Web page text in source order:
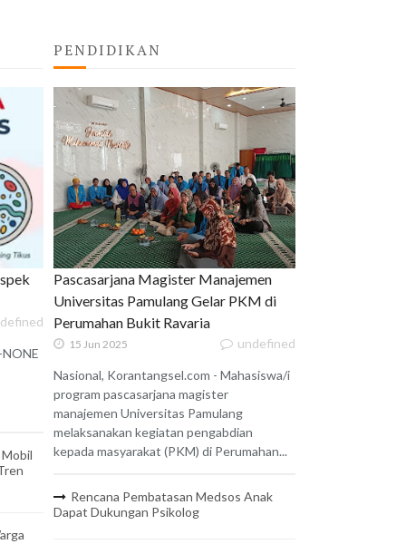
PENDIDIKAN
Pascasarjana Magister Manajemen
Universitas Pamulang Gelar PKM di
Perumahan Bukit Ravaria
15 Jun 2025 undefined
Nasional, Korantangsel.com - Mahasiswa/i
program pascasarjana magister
manajemen Universitas Pamulang
melaksanakan kegiatan pengabdian
kepada masyarakat (PKM) di Perumahan...
Rencana Pembatasan Medsos Anak
Dapat Dukungan Psikolog